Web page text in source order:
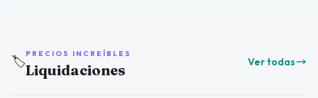
🏷️PRECIOS INCREÍBLES
Liquidaciones Ver todas